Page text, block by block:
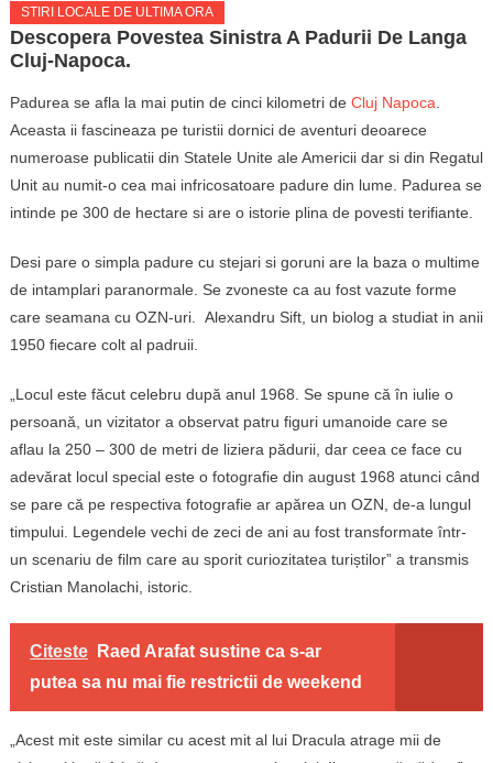
STIRI LOCALE DE ULTIMA ORA
Descopera Povestea Sinistra A Padurii De Langa
Cluj-Napoca.
Padurea se afla la mai putin de cinci kilometri de Cluj Napoca
Aceasta ii fascineaza pe turistii dornici de aventuri deoarece
numeroase publicatii din Statele Unite ale Americii dar si din Regatul
Unit au numit-o cea mai infricosatoare padure din lume. Padurea se
intinde pe 300 de hectare si are o istorie plina de povesti terifiante.
Desi pare o simpla padure cu stejari si goruni are la baza o multime
de intamplari paranormale. Se zvoneste ca au fost vazute forme
care seamana cu OZN-uri. Alexandru Sift, un biolog a studiat in anii
1950 fiecare colt al padruii.
„Locul este făcut celebru după anul 1968. Se spune că în iulie o
persoană, un vizitator a observat patru figuri umanoide care se
aflau la 250 – 300 de metri de liziera pădurii, dar ceea ce face cu
adevărat locul special este o fotografie din august 1968 atunci când
se pare că pe respectiva fotografie ar apărea un OZN, de-a lungul
timpului. Legendele vechi de zeci de ani au fost transformate într-
un scenariu de film care au sporit curiozitatea turiștilor” a transmis
Cristian Manolachi, istoric.
Citeste
Raed Arafat sustine ca s-ar
putea sa nu mai fie restrictii de weekend
„Acest mit este similar cu acest mit al lui Dracula atrage mii de